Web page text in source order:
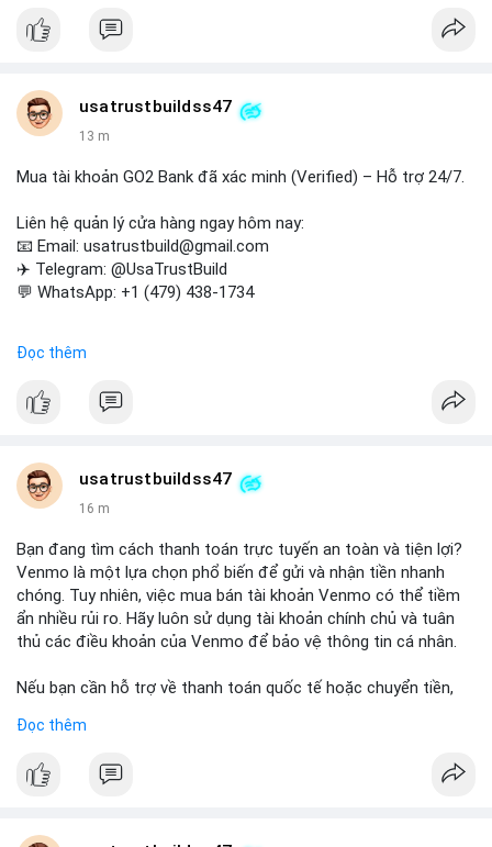
và chuyển tiền quốc tế.
#verifiedaccounts #onlinepayment
#trustbuild
usatrustbuildss47
13 m
Mua tài khoản GO2 Bank đã xác minh (Verified) – Hỗ trợ 24/7.
Liên hệ quản lý cửa hàng ngay hôm nay:
📧 Email: usatrustbuild@gmail.com
✈️ Telegram: @UsaTrustBuild
💬 WhatsApp: +1 (479) 438-1734
chuyển tiền, mobile deposit và thanh toán USDT.
#buyverifiedgo2bankaccounts
Đọc thêm
usatrustbuildss47
16 m
Bạn đang tìm cách thanh toán trực tuyến an toàn và tiện lợi?
Venmo là một lựa chọn phổ biến để gửi và nhận tiền nhanh
chóng. Tuy nhiên, việc mua bán tài khoản Venmo có thể tiềm
ẩn nhiều rủi ro. Hãy luôn sử dụng tài khoản chính chủ và tuân
thủ các điều khoản của Venmo để bảo vệ thông tin cá nhân.
Nếu bạn cần hỗ trợ về thanh toán quốc tế hoặc chuyển tiền,
cung cấp dịch vụ tư vấn và giải pháp thanh toán trực tuyến an
Đọc thêm